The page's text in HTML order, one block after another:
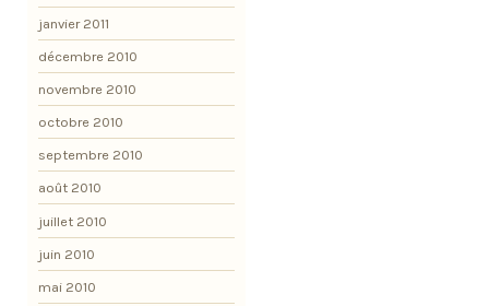
janvier 2011
décembre 2010
novembre 2010
octobre 2010
septembre 2010
août 2010
juillet 2010
juin 2010
mai 2010